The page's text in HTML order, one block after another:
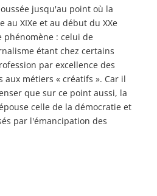
jusqu'au point où la
XIXe et au début du XXe
phénomène : celui de
étant chez certains
par excellence des
aux métiers « créatifs ». Car il
que sur ce point aussi, la
celle de la démocratie et
par l'émancipation des